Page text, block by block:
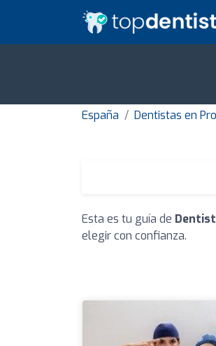
España Dentistas en
Esta es tu guía de
elegir con confianza.